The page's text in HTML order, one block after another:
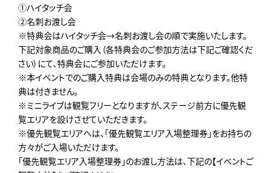
①ハイタッチ会
②名刺お渡し会
※特典会はハイタッチ会→名刺お渡し会の順で実施いたします。
下記対象商品のご購入（各特典会のご参加方法は下記ご確認くだ
さい）にて、特典会にご参加いただけます。
※本イベントでのご購入特典は会場のみの特典となります。他特
典は付きません。
※ミニライブは観覧フリーとなりますが、ステージ前方に優先観
覧エリアを設けさせていただきます。
※優先観覧エリアへは、「優先観覧エリア入場整理券」をお持ちの
方々がご入場いただけます。
「優先観覧エリア入場整理券」のお渡し方法は、下記の【イベントご